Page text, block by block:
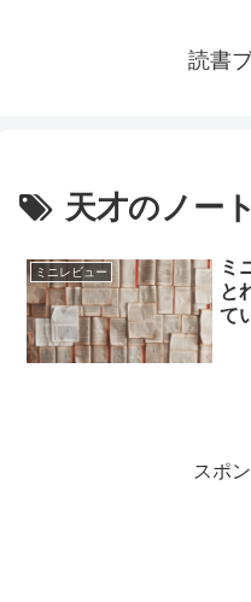
読書
天才のノー
ミニレビュー
ミ
と
て
スポ